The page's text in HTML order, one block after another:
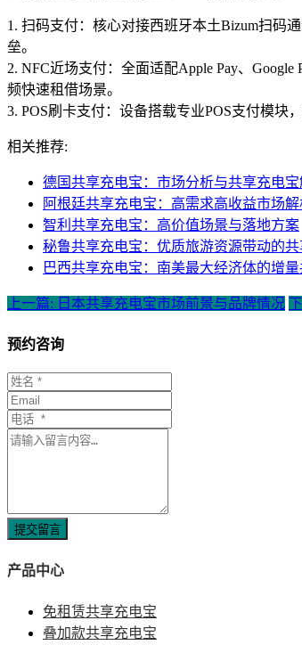
1. 扫码支付：核心对接西班牙本土Bizum扫码
垒。
2. NFC近场支付：全面适配Apple Pay、
频快速租借场景。
3. POS刷卡支付：设备搭载专业POS支付模块
相关推荐:
德国共享充电宝：市场分析与共享充电
阿根廷共享充电宝：高需求高收益市场解
智利共享充电宝：高价值场景与落地方案
秘鲁共享充电宝：优质旅游资源带动的
巴西共享充电宝：南美最大经济体的增
上一篇: 日本共享充电宝市场前景与品牌情况
预约咨询
提交留言
产品中心
免租赁共享充电宝
叠加款共享充电宝